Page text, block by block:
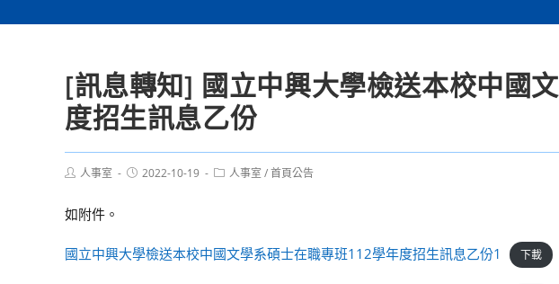
[訊息轉知] 國立中興大學檢送本校中國
度招生訊息乙份
Post人事室
Post2022-10-19
Post人事室 /首頁公告
如附件。
國立中興大學檢送本校中國文學系碩士在職專班112學年度招生訊息乙份1 下載